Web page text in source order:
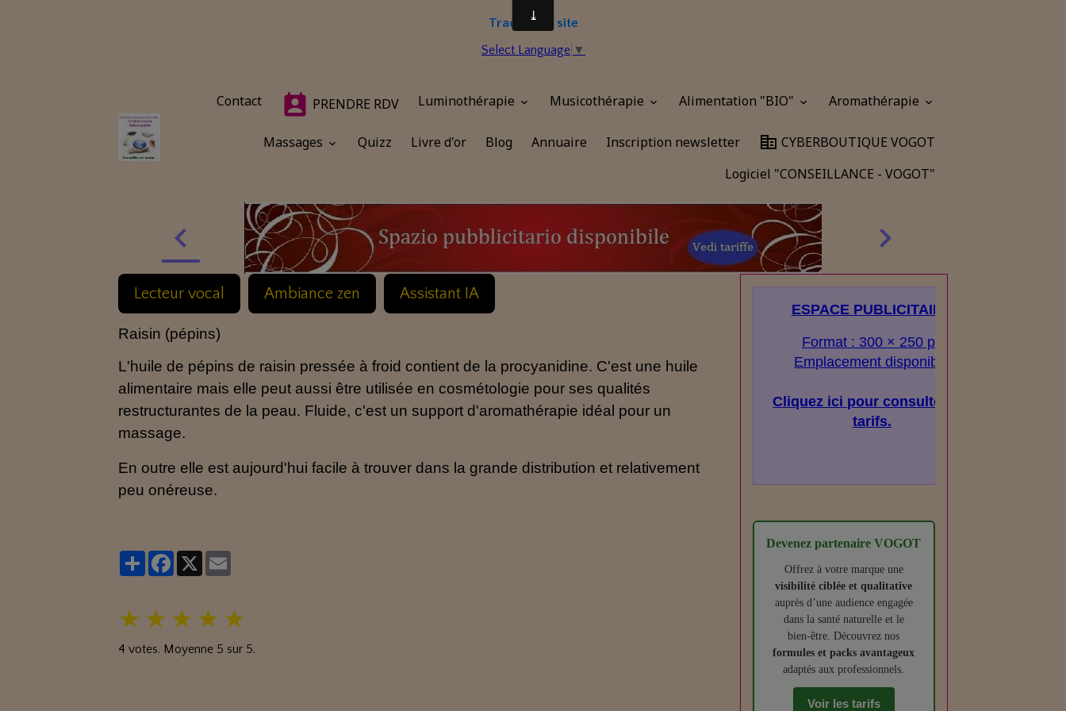
Traduire le site
Select Language ▼
Contact PRENDRE RDV Luminothérapie Musicothérapie Alimentation "BIO" Aromathérapie
Massages Quizz Livre d'or Blog Annuaire Inscription newsletter
CYBERBOUTIQUE VOGOT
Logiciel "CONSEILLANCE - VOGOT"
Lecteur vocal Ambiance zen Assistant IA
Raisin (pépins)
L'huile de pépins de raisin pressée à froid contient de la procyanidine. C'est une huile
alimentaire mais elle peut aussi être utilisée en cosmétologie pour ses qualités
restructurantes de la peau. Fluide, c'est un support d'aromathérapie idéal pour un
massage.
En outre elle est aujourd'hui facile à trouver dans la grande distribution et relativement
peu onéreuse.
PartagerFacebook
X
★ ★ ★ ★ ★
4 votes. Moyenne 5 sur 5.
ESPACE PUBLICITAIRE
Format : 300 × 250 px
Emplacement disponible
Cliquez ici pour consulter les
tarifs.
Devenez partenaire VOGOT
Offrez à votre marque une
visibilité ciblée et qualitative
auprès d’une audience engagée
dans la santé naturelle et le
bien‑être. Découvrez nos
formules et packs avantageux
adaptés aux professionnels.
Voir les tarifs